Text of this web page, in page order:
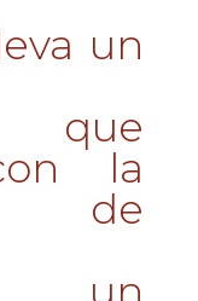
un
que
la
de